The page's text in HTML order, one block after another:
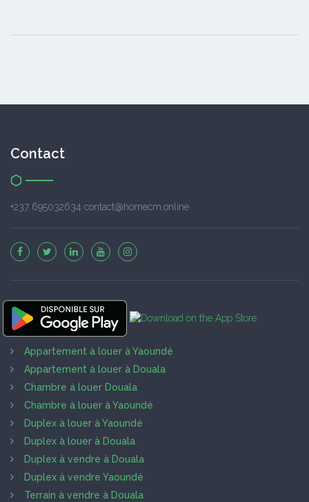
Contact
+237 695032634 contact@homecm.online
Appartement à louer à Yaoundé
Appartement à louer à Douala
Chambre à louer Douala
Chambre à louer à Yaoundé
Duplex à louer à Yaoundé
Duplex à louer à Douala
Duplex à vendre à Douala
Duplex à vendre Yaoundé
Terrain à vendre à Douala